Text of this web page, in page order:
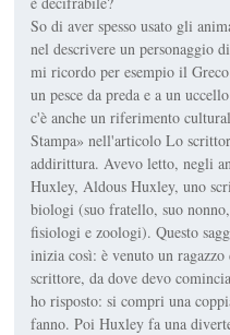
So di aver spesso usato gli
nel descrivere un personaggio
mi ricordo per esempio il
un pesce da preda e a un
c'è anche un riferimento
Stampa» nell'articolo Lo
addirittura. Avevo letto, negli
Huxley, Aldous Huxley, uno
biologi (suo fratello, suo
fisiologi e zoologi). Questo
inizia così: è venuto un
scrittore, da dove devo
ho risposto: si compri una
fanno. Poi Huxley fa una